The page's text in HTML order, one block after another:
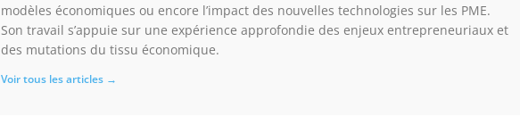
modèles économiques ou encore l’impact des nouvelles technologies sur les PME.
Son travail s’appuie sur une expérience approfondie des enjeux entrepreneuriaux et
des mutations du tissu économique.
Voir tous les articles →